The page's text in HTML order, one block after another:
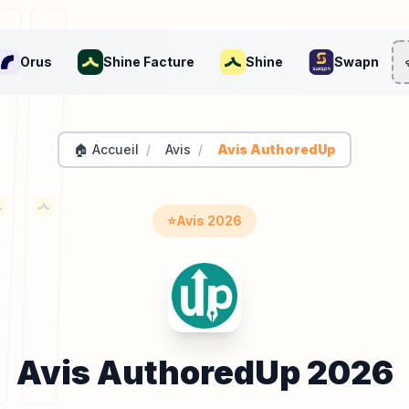
Orus Shine Facture Shine Swapn
🏠 Accueil / Avis / Avis AuthoredUp
⭐Avis 2026
AvisAuthoredUp2026